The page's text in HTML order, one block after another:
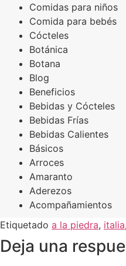
Comidas para niños
Comida para bebés
Cócteles
Botánica
Botana
Blog
Beneficios
Bebidas y Cócteles
Bebidas Frías
Bebidas Calientes
Básicos
Arroces
Amaranto
Aderezos
Acompañamientos
Etiquetado a la piedra, italia,
Deja una